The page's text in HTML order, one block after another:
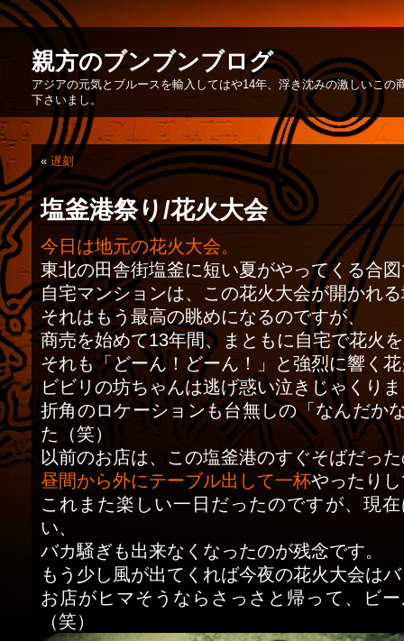
親方のブンブンブログ
アジアの元気とブルースを輸入してはや14年、浮き沈みの激しいこ
下さいまし。
«遅刻
塩釜港祭り/花火大会
今日は地元の花火大会。
東北の田舎街塩釜に短い夏がやってくる合
自宅マンションは、この花火大会が開かれ
それはもう最高の眺めになるのですが、
商売を始めて13年間、まともに自宅で花火
それも「どーん！どーん！」と強烈に響く
ビビリの坊ちゃんは逃げ惑い泣きじゃくり
折角のロケーションも台無しの「なんだか
た（笑）
以前のお店は、この塩釜港のすぐそばだっ
昼間から外にテーブル出して一杯やったり
これまた楽しい一日だったのですが、現
い、
バカ騒ぎも出来なくなったのが残念です。
もう少し風が出てくれば今夜の花火大会は
お店がヒマそうならさっさと帰って、ビ
（笑）